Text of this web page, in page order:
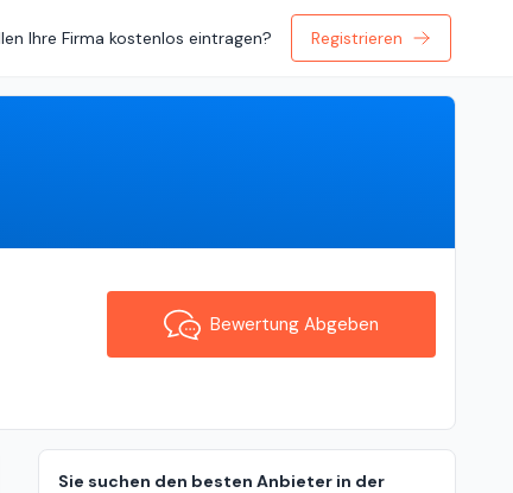
Ihre Firma kostenlos eintragen? Registrieren
Bewertung Abgeben
Sie suchen den besten Anbieter in der